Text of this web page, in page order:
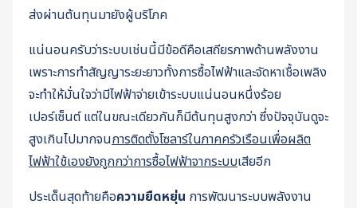
ส่งผ่านต้นทุนมายังผู้บริโภค
แน่นอนครับว่าระบบเช่นนี้มีข้อดีคือเสถียรภาพด้านพลังงาน
เพราะการทำสัญญาระยะยาวทั้งการซื้อไฟฟ้าและจัดหาเชื้อเพลิง
จะทำให้มั่นใจว่ามีไฟฟ้าจ่ายเข้าระบบแน่นอนหนึ่งร้อย
เปอร์เซ็นต์ แต่ในขณะเดียวกันก็มีต้นทุนสูงกว่า ซึ่งปัจจุบันดูจะ
สูงเกินไปมากจนการติดตั้งโซลาร์ในภาคครัวเรือนเพื่อผลิต
ไฟฟ้าใช้เองยังถูกกว่าการซื้อไฟฟ้าจากระบบเสียอีก
ประเด็นสุดท้ายคือความยืดหยุ่น การพัฒนาระบบพลังงาน